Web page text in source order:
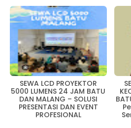
SEWA LCD PROYEKTOR
5000 LUMENS 24 JAM BATU
DAN MALANG – SOLUSI
PRESENTASI DAN EVENT
PROFESIONAL